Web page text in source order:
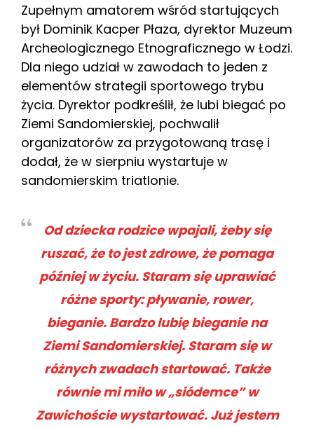
Zupełnym amatorem wśród startujących
był Dominik Kacper Płaza, dyrektor Muzeum
Archeologicznego Etnograficznego w Łodzi.
Dla niego udział w zawodach to jeden z
elementów strategii sportowego trybu
życia. Dyrektor podkreślił, że lubi biegać po
Ziemi Sandomierskiej, pochwalił
organizatorów za przygotowaną trasę i
dodał, że w sierpniu wystartuje w
sandomierskim triatlonie.
Od dziecka rodzice wpajali, żeby się
ruszać, że to jest zdrowe, że pomaga
później w życiu. Staram się uprawiać
różne sporty: pływanie, rower,
bieganie. Bardzo lubię bieganie na
Ziemi Sandomierskiej. Staram się w
różnych zwadach startować. Także
równie mi miło w „siódemce” w
Zawichoście wystartować. Już jestem